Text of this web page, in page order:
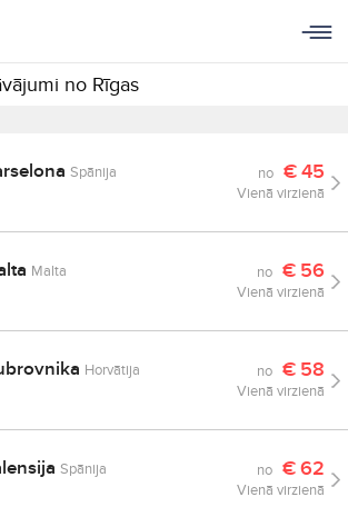
no Rīgas
Spānija no €45
Vienā virzienā
Malta no € 56
Vienā virzienā
Horvātija no € 58
Vienā virzienā
Spānija no €62
Vienā virzienā